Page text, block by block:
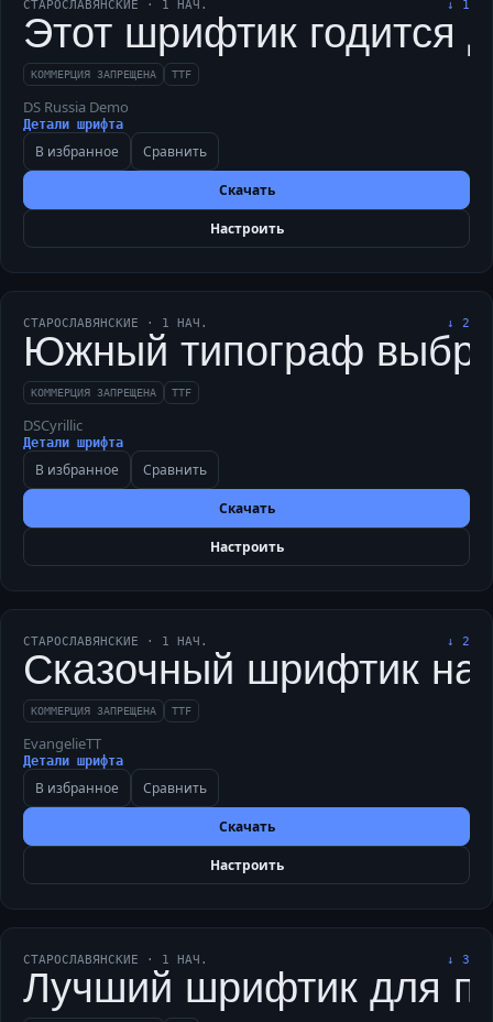
СТАРОСЛАВЯНСКИЕ · 1 НАЧ. ↓ 1
Этот шрифтик годится
КОММЕРЦИЯ ЗАПРЕЩЕНА TTF
DS Russia Demo
Детали шрифта
В избранное Сравнить
Скачать
Настроить
СТАРОСЛАВЯНСКИЕ · 1 НАЧ. ↓ 2
Южный типограф
КОММЕРЦИЯ ЗАПРЕЩЕНА TTF
DSCyrillic
Детали шрифта
В избранное Сравнить
Скачать
Настроить
СТАРОСЛАВЯНСКИЕ · 1 НАЧ. ↓ 2
Сказочный шрифтик
КОММЕРЦИЯ ЗАПРЕЩЕНА TTF
EvangelieTT
Детали шрифта
В избранное Сравнить
Скачать
Настроить
СТАРОСЛАВЯНСКИЕ · 1 НАЧ. ↓ 3
Лучший шрифтик для